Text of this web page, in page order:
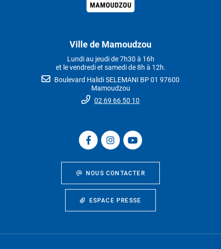
Ville de Mamoudzou
Lundi au jeudi de 7h30 à 16h
et le vendredi et samedi de 8h à 12h.
Boulevard Halidi SELEMANI BP 01 97600
Mamoudzou
02 69 66 50 10
NOUS CONTACTER
ESPACE PRESSE